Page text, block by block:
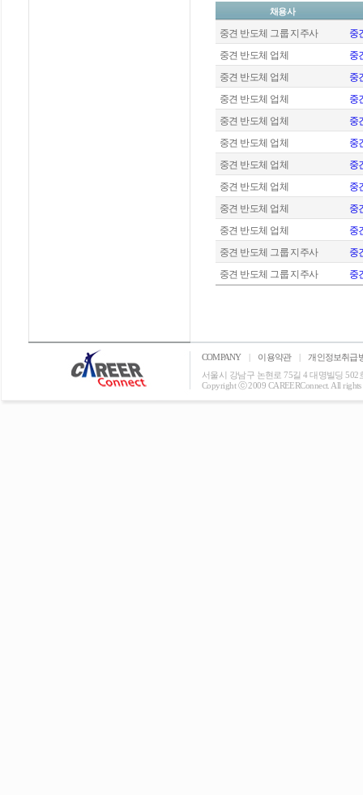
채용사
중견 반도체 그룹 지주사
중
중견 반도체 업체
중
중견 반도체 업체
중
중견 반도체 업체
중
중견 반도체 업체
중
중견 반도체 업체
중
중견 반도체 업체
중
중견 반도체 업체
중
중견 반도체 업체
중
중견 반도체 업체
중
중견 반도체 그룹 지주사
중
중견 반도체 그룹 지주사
중
COMPANY | 이용약관 |
개인정보취급
서울시 강남구 논현로 75길 4 대명빌딩 502
Copyright ⓒ 2009 CAREERConnect. All rights